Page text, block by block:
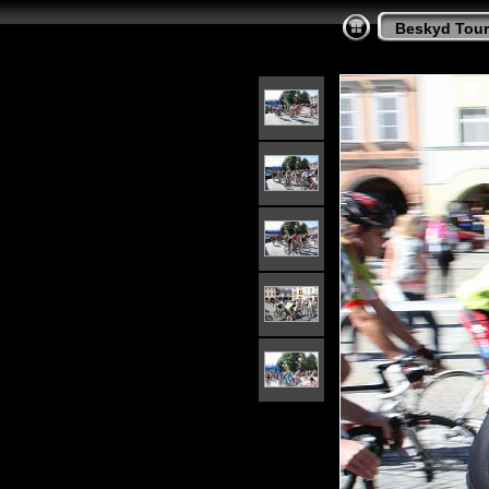
Beskyd